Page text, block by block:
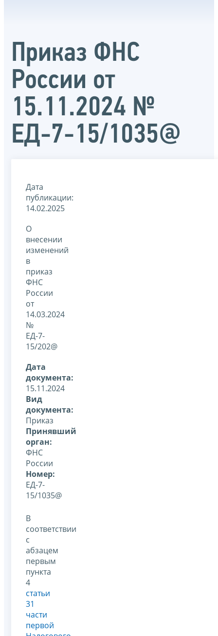
Приказ ФНС
России от
15.11.2024 №
ЕД-7-15/1035@
Дата
публикации:
14.02.2025
О
внесении
изменений
в
приказ
ФНС
России
от
14.03.2024
№
ЕД-7-
15/202@
Дата
документа:
15.11.2024
Вид
документа:
Приказ
Принявший
орган:
ФНС
России
Номер:
ЕД-7-
15/1035@
В
соответствии
с
абзацем
первым
пункта
4
статьи
31
части
первой